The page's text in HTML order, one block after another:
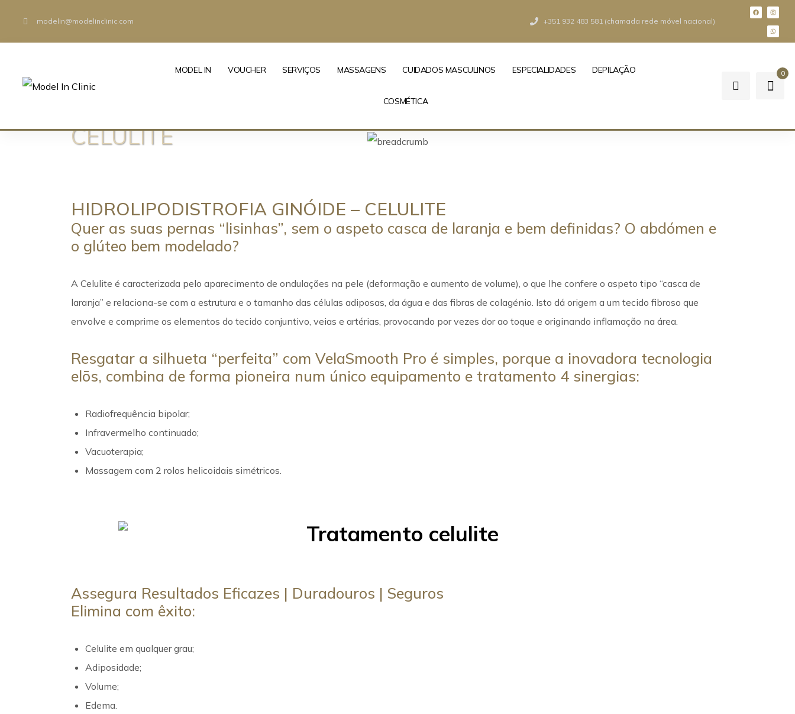
modelin@modelinclinic.com +351 932 483 581 (chamada rede móvel nacional)
MODEL IN VOUCHER SERVIÇOS MASSAGENS CUIDADOS MASCULINOS ESPECIALIDADES DEPILAÇÃO
COSMÉTICA
0
CELULITE
HIDROLIPODISTROFIA GINÓIDE – CELULITE
Quer as suas pernas “lisinhas”, sem o aspeto casca de laranja e bem definidas? O abdómen e
o glúteo bem modelado?
A Celulite é caracterizada pelo aparecimento de ondulações na pele (deformação e aumento de volume), o que lhe confere o aspeto tipo “casca de
laranja” e relaciona-se com a estrutura e o tamanho das células adiposas, da água e das fibras de colagénio. Isto dá origem a um tecido fibroso que
envolve e comprime os elementos do tecido conjuntivo, veias e artérias, provocando por vezes dor ao toque e originando inflamação na área.
Resgatar a silhueta “perfeita” com VelaSmooth Pro é simples, porque a inovadora tecnologia
elōs, combina de forma pioneira num único equipamento e tratamento 4 sinergias:
Radiofrequência bipolar;
Infravermelho continuado;
Vacuoterapia;
Massagem com 2 rolos helicoidais simétricos.
Assegura Resultados Eficazes | Duradouros | Seguros
Elimina com êxito:
Celulite em qualquer grau;
Adiposidade;
Volume;
Edema.